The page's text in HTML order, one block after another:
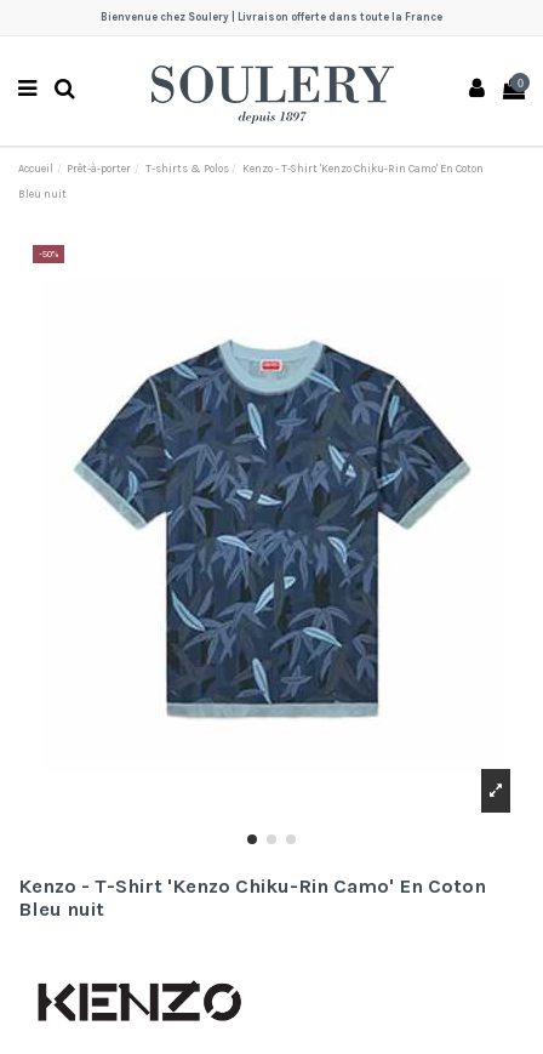
Bienvenue chez Soulery | Livraison offerte dans toute la France
0
Accueil Prêt-à-porter T-shirts & Polos Kenzo - T-Shirt 'Kenzo Chiku-Rin Camo' En Coton
Bleu nuit
-50%
Kenzo - T-Shirt 'Kenzo Chiku-Rin Camo' En Coton
Bleu nuit